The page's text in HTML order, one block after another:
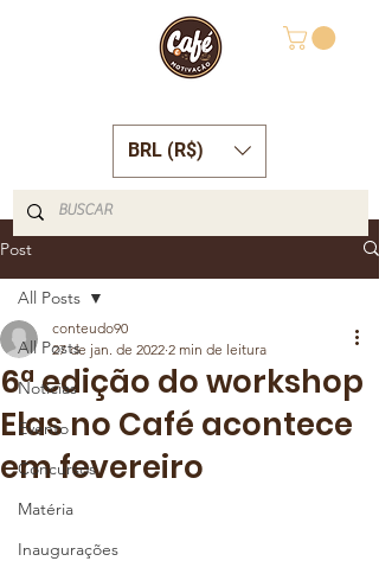
BRL (R$)
Post
All Posts
Notícias
Evento
Concursos
Matéria
Inaugurações
All Posts
6ª edição do workshop
Elas no Café acontece
em fevereiro
conteudo90
27 de jan. de 2022 2 min de leitura